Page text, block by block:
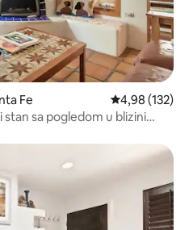
Fe prosječna
4,98 (132)
sa pogledom u blizini